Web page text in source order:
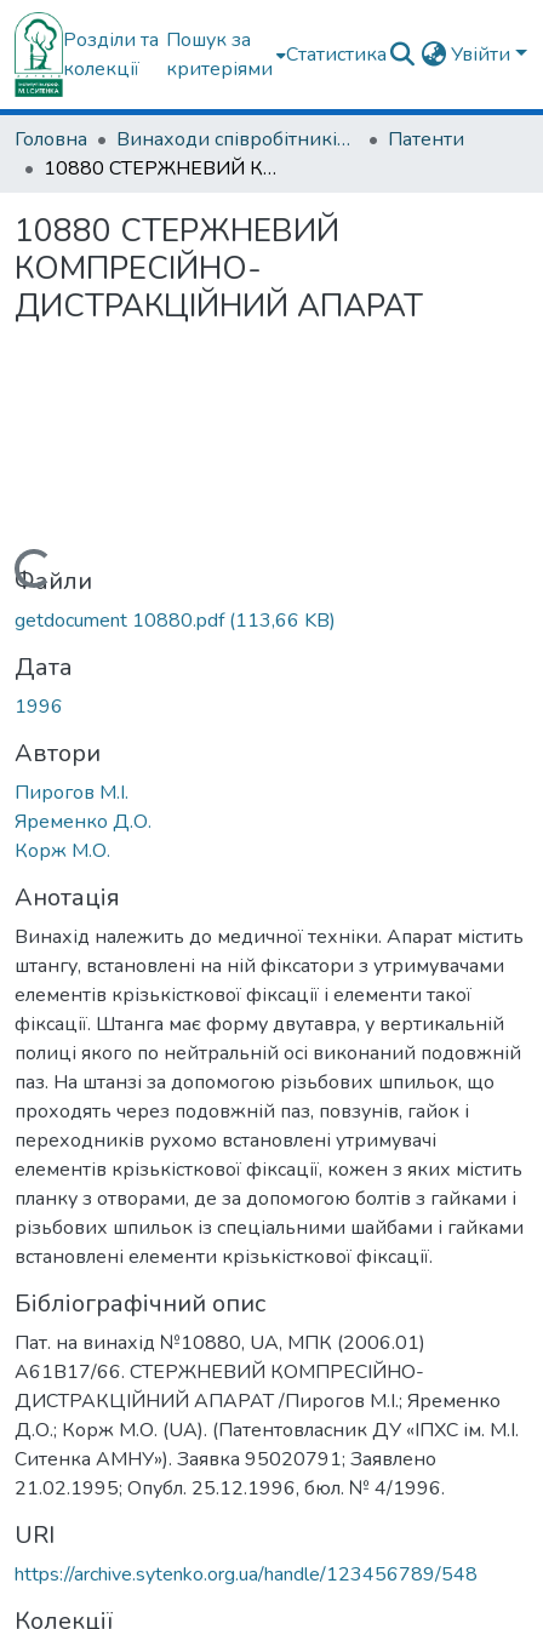
Розділи та
колекції
Пошук за
критеріями
Статистика Увійти
Головна Винаходи співробітників ДУ "ІПХС ім. проф. М.І. Ситенка"
Патенти
10880 СТЕРЖHЕВИЙ КОМПРЕСІЙHО-ДИСТРАКЦІЙHИЙ АПАРАТ
10880 СТЕРЖHЕВИЙ
КОМПРЕСІЙHО-
ДИСТРАКЦІЙHИЙ АПАРАТ
Вантажиться...
Файли
getdocument 10880.pdf(113,66 KB)
Дата
1996
Автори
Пирогов М.І.
Яременко Д.О.
Корж М.О.
Анотація
Винахід належить до медичної техніки. Апарат містить
штангу, встановлені на ній фіксатори з утримувачами
елементів крізькісткової фіксації і елементи такої
фіксації. Штанга має форму двутавра, у вертикальній
полиці якого по нейтральній осі виконаний подовжній
паз. На штанзі за допомогою різьбових шпильок, що
проходять через подовжній паз, повзунів, гайок і
переходників рухомо встановлені утримувачі
елементів крізькісткової фіксації, кожен з яких містить
планку з отворами, де за допомогою болтів з гайками і
різьбових шпильок із спеціальними шайбами і гайками
встановлені елементи крізькісткової фіксації.
Бібліографічний опис
Пат. на винахід №10880, UA, МПК (2006.01)
A61B17/66. СТЕРЖHЕВИЙ КОМПРЕСІЙHО-
ДИСТРАКЦІЙHИЙ АПАРАТ /Пирогов М.І.; Яременко
Д.О.; Корж М.О. (UA). (Патентовласник ДУ «ІПХС ім. М.І.
Ситенка АМНУ»). Заявка 95020791; Заявлено
21.02.1995; Опубл. 25.12.1996, бюл. № 4/1996.
URI
https://archive.sytenko.org.ua/handle/123456789/548
Колекції